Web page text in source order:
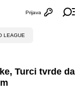
Otvori
Prijava
LEAGUE
Turci tvrde da